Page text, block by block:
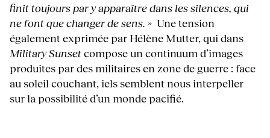
finit toujours par y apparaître dans les silences, qui
ne font que changer de sens. » Une tension
également exprimée par Hélène Mutter, qui dans
Military Sunsetcompose un continuum d’images
produites par des militaires en zone de guerre : face
au soleil couchant, iels semblent nous interpeller
sur la possibilité d’un monde pacifié.